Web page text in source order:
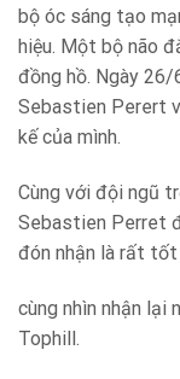
bộ óc sáng tạo
hiệu. Một bộ não
đồng hồ. Ngày
Sebastien Perert
kế của mình.
Cùng với đội ngũ
Sebastien Perret
đón nhận là rất
cùng nhìn nhận lại
Tophill.